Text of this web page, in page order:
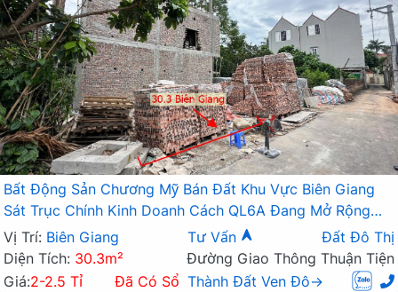
Bất Động Sản Chương Mỹ Bán Đất Khu Vực Biên Giang
Sát Trục Chính Kinh Doanh Cách QL6A Đang Mở Rộng
Chỉ Vài Trăm Mét
Vị Trí: Biên Giang Tư Vấn
Đất Đô Thị
Diện Tích: 30.3m²
Đường Giao Thông Thuận Tiện
Giá:2-2.5 Tỉ Đã Có Sổ Thành Đất Ven Đô→